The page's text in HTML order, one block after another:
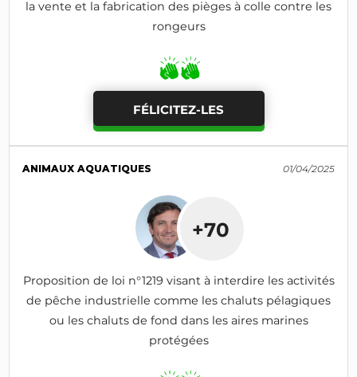
la vente et la fabrication des pièges à colle contre les
rongeurs
FÉLICITEZ-LES
ANIMAUX AQUATIQUES 01/04/2025
+70
Proposition de loi n°1219 visant à interdire les activités
de pêche industrielle comme les chaluts pélagiques
ou les chaluts de fond dans les aires marines
protégées